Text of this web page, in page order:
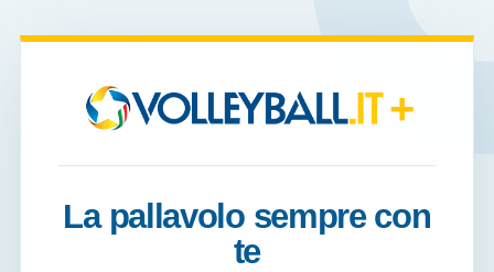
+
La pallavolo sempre con
te